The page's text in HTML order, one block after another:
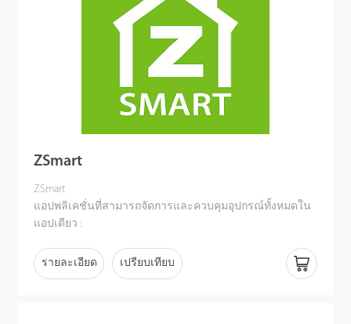
และการเชื่อมต่อ เพื่อตอบสนองความต้องการที่เพิ่มขึ้นสำหรับ
การเปลี่ยนแปลงสู่ดิจิทัลและโซลูชันระบบคลาวด์ ในฐานะ
แพลตฟอร์ม IoT แบบคลาวด์ ZKBio Zlink ได้รับการออกแบบมา
สำหรับธุรกิจขนาดเล็กและขนาดกลาง (SMBs) โดยเฉพาะ
ZKBio Zlink นำเสนอโซลูชันที่ครอบคลุม ซึ่งช่วยเพิ่ม
ประสิทธิภาพและทำให้การดำเนินงานง่ายขึ้นผ่านการรวม
ระบบควบคุมการเข้าออก (Access Control), การบันทึกเวลาเข้า
อนุมัติ (Approval Center) เข้าด้วยกันในแพลตฟอร์มเดียว
นอกจากนี้ ZKBio Zlink ยังได้รับการสนับสนุนโดยโครงสร้าง
พื้นฐานระบบคลาวด์ที่ปลอดภัยและทันสมัย
ขนาดได้อย่างง่ายดาย ช่วยลดความจำเป็นในการลงทุนด้าน
ไอทีครั้งใหญ่ในขั้นต้น ทำให้ธุรกิจขนาดเล็กและขนาดกลาง
ZSmart
ZSmart
แอปพลิเคชั่นที่สามารถจัดการและควบคุมอุปกรณ์ทั้งหมดใน
แอปเดียว :
- Security Camera : ภาพวิดีโอที่คมชัด 1080 P
- Alarm System : ปกป้องบ้านด้วยเซนเซอร์เตือนภัยอัจฉริยะ
รายละเอียด เปรียบเทียบ